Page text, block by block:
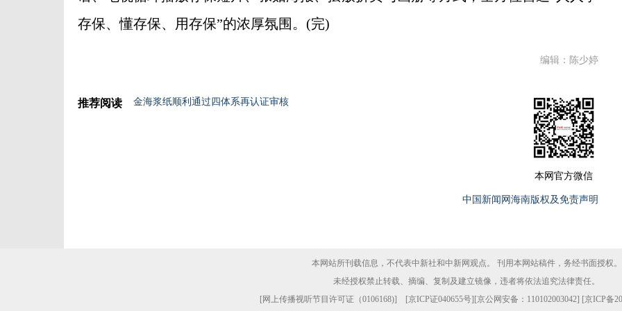
存保、懂存保、用存保”的浓厚氛围。(完)
编辑：陈少婷
推荐阅读 金海浆纸顺利通过四体系再认证审核
本网官方微信
中国新闻网海南版权及免责声明
本网站所刊载信息，不代表中新社和中新网观点。 刊用本网站稿件，务经书面授权。
未经授权禁止转载、摘编、复制及建立镜像，违者将依法追究法律责任。
[网上传播视听节目许可证（0106168)] [京ICP证040655号][京公网安备：110102003042] [京ICP备